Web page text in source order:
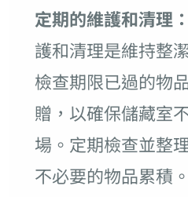
定期的維護和清理：
護和清理是維持整
檢查期限已過的物
贈，以確保儲藏室
場。定期檢查並整
不必要的物品累積。